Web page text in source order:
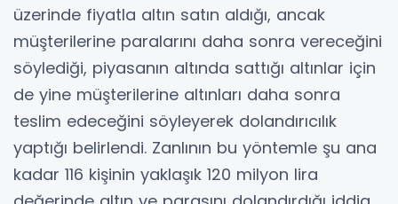
üzerinde fiyatla altın satın aldığı, ancak
müşterilerine paralarını daha sonra vereceğini
söylediği, piyasanın altında sattığı altınlar için
de yine müşterilerine altınları daha sonra
teslim edeceğini söyleyerek dolandırıcılık
yaptığı belirlendi. Zanlının bu yöntemle şu ana
kadar 116 kişinin yaklaşık 120 milyon lira